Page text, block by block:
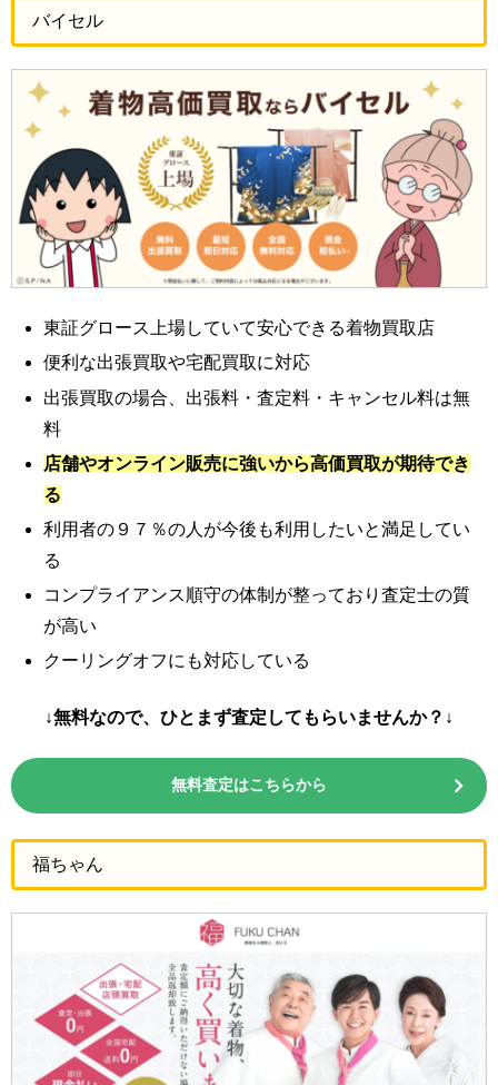
バイセル
東証グロース上場していて安心できる着物買取店
便利な出張買取や宅配買取に対応
出張買取の場合、出張料・査定料・キャンセル料は無
料
店舗やオンライン販売に強いから高価買取が期待でき
る
利用者の９７％の人が今後も利用したいと満足してい
る
コンプライアンス順守の体制が整っており査定士の質
が高い
クーリングオフにも対応している
↓無料なので、ひとまず査定してもらいませんか？↓
無料査定はこちらから
福ちゃん